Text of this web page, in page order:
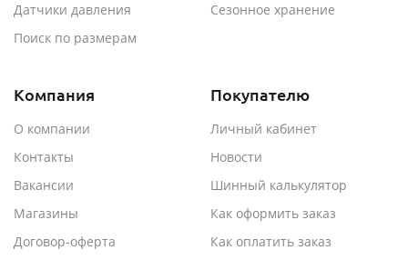
Датчики давления
Поиск по размерам
Сезонное хранение
Компания
О компании
Контакты
Вакансии
Магазины
Договор-оферта
Покупателю
Личный кабинет
Новости
Шинный калькулятор
Как оформить заказ
Как оплатить заказ